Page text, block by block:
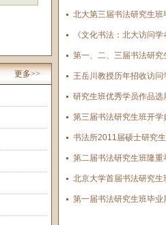
更多>>
北大第三届书法研究生
《文化书法：北大访问
第一、二、三届书法研究
王岳川教授历年招收访问
研究生班优秀学员作品选
第三届书法研究生班开
书法所2011届硕士研究
第二届书法研究生班隆重
北京大学首届书法研究
第一届书法研究生班毕